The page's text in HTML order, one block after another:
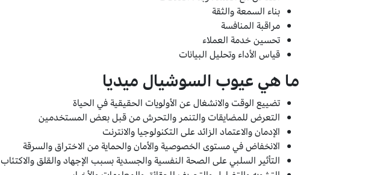
بناء السمعة والثقة
مراقبة المنافسة
تحسين خدمة العملاء
قياس الأداء وتحليل البيانات
ما هي عيوب السوشيال ميديا
تضييع الوقت والانشغال عن الأولويات الحقيقية في الحياة
التعرض للمضايقات والتنمر والتحرش من قبل بعض المستخدمين
الإدمان والاعتماد الزائد على التكنولوجيا والانترنت
الانخفاض في مستوى الخصوصية والأمان والحماية من الاختراق والسرقة
التأثير السلبي على الصحة النفسية والجسدية بسبب الإجهاد والقلق والاكتئاب